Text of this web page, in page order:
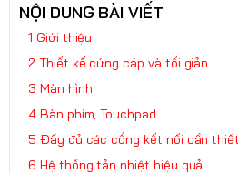
NỘI DUNG BÀI VIẾT
Giới thiệu
Thiết kế cứng cáp và tối giản
Màn hình
Bàn phím, Touchpad
Đầy đủ các cổng kết nối cần thiết
Hệ thống tản nhiệt hiệu quả